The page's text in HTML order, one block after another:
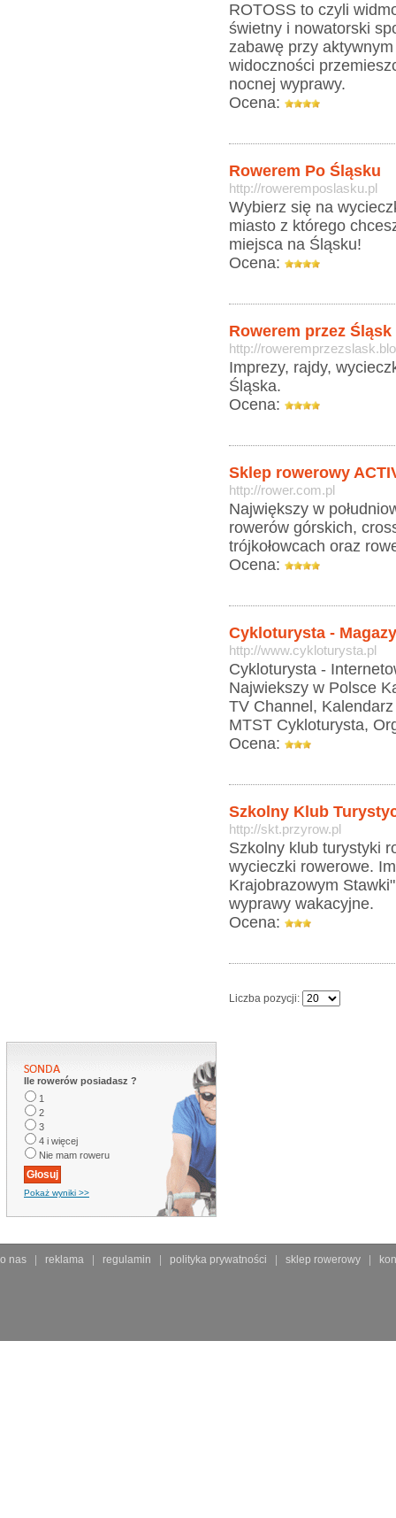
ROTOSS to czyli
świetny i nowatorski
zabawę przy
widoczności
nocnej wyprawy.
Ocena:
Rowerem Po Śląsku
http://roweremposlasku.pl
Wybierz się na
miasto z którego
miejsca na Śląsku!
Ocena:
Rowerem przez Śląsk
http://
Imprezy, rajdy,
Śląska.
Ocena:
Sklep rowerowy
http://rower.com.pl
Największy w
rowerów górskich,
trójkołowcach oraz
Ocena:
Cykloturysta -
http://www.cykloturysta.pl
Cykloturysta -
Najwiekszy w Polsce
TV Channel,
MTST Cykloturysta,
Ocena:
Szkolny Klub
http://skt.przyrow.pl
Szkolny klub turystyki
wycieczki rowerowe.
Krajobrazowym
wyprawy wakacyjne.
Ocena:
Liczba pozycji:
Ile rowerów posiadasz ?
1
2
3
4 i więcej
Nie mam roweru
Pokaż wyniki >>
o nas reklama regulamin polityka prywatności sklep rowerowy